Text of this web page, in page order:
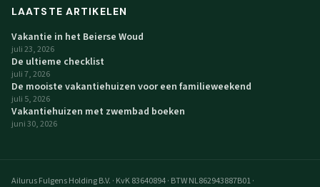
LAATSTE ARTIKELEN
Vakantie in het Beierse Woud
juli 23, 2026
De ultieme checklist
juli 7, 2026
De mooiste vakantiehuizen voor een familieweekend
juli 5, 2026
Vakantiehuizen met zwembad boeken
juni 30, 2026
Ailurus Fulgens Holding B.V. · KvK 83640894· BTW NL862943887B01·